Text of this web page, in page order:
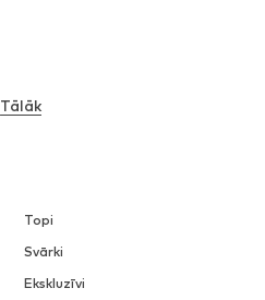
Topi
Svārki
Ekskluzīvi
Tālāk